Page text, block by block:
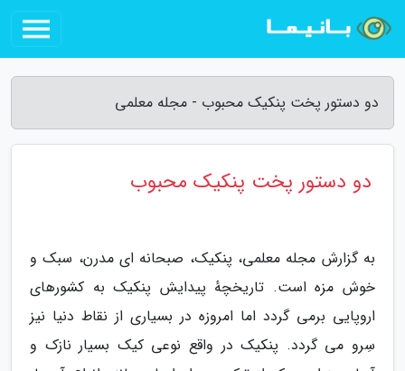
دو دستور پخت پنکیک محبوب - مجله معلمی
دو دستور پخت پنکیک محبوب
به گزارش مجله معلمی، پنکیک، صبحانه ای مدرن، سبک و
خوش مزه است. تاریخچهٔ پیدایش پنکیک به کشورهای
اروپایی برمی گردد اما امروزه در بسیاری از نقاط دنیا نیز
سِرو می گردد. پنکیک در واقع نوعی کیک بسیار نازک و